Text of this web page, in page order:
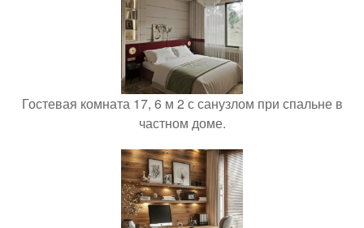
Гостевая комната 17, 6 м 2 с санузлом при спальне в
частном доме.